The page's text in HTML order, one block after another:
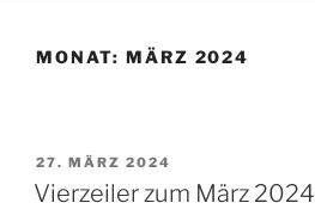
MONAT: MÄRZ 2024
VERÖFFENTLICHT
AM
27. MÄRZ 2024
Vierzeiler zum März 2024